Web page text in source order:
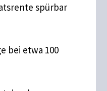
spürbar
bei etwa 100